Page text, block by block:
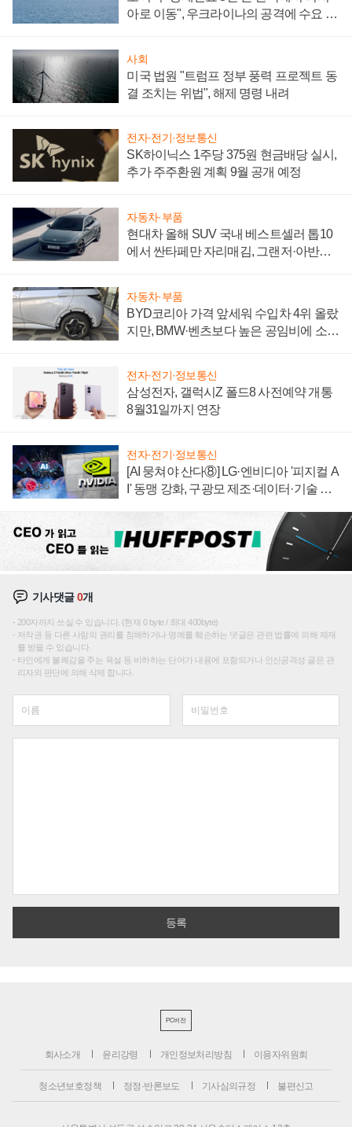
아로 이동", 우크라이나의 공격에 수요 늘
사회
미국 법원 "트럼프 정부 풍력 프로젝트 동
결 조치는 위법", 해제 명령 내려
전자·전기·정보통신
SK하이닉스 1주당 375원 현금배당 실시,
추가 주주환원 계획 9월 공개 예정
자동차·부품
현대차 올해 SUV 국내 베스트셀러 톱10
에서 싼타페만 자리매김, 그랜저·아반떼
자동차·부품
BYD코리아 가격 앞세워 수입차 4위 올랐
지만, BMW·벤츠보다 높은 공임비에 소비
전자·전기·정보통신
삼성전자, 갤럭시Z 폴드8 사전예약 개통
8월31일까지 연장
전자·전기·정보통신
[AI 뭉쳐야 산다⑧] LG·엔비디아 '피지컬 A
I' 동맹 강화, 구광모 제조·데이터·기술 결
기사댓글0개
200자까지 쓰실 수 있습니다. (현재 0 byte / 최대 400byte)
저작권 등 다른 사람의 권리를 침해하거나 명예를 훼손하는 댓글은 관련 법률에 의해 제재
를 받을 수 있습니다.
타인에게 불쾌감을 주는 욕설 등 비하하는 단어가 내용에 포함되거나 인신공격성 글은 관
리자의 판단에 의해 삭제 합니다.
PC버전
회사소개 윤리강령 개인정보처리방침 이용자위원회
청소년보호정책 정정·반론보도 기사심의규정 불편신고